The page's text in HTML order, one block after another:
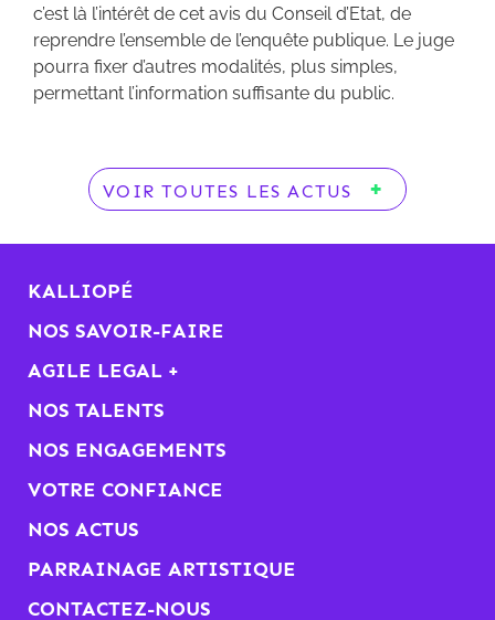
c’est là l’intérêt de cet avis du Conseil d’Etat, de
reprendre l’ensemble de l’enquête publique. Le juge
pourra fixer d’autres modalités, plus simples,
permettant l’information suffisante du public.
VOIR TOUTES LES ACTUS
KALLIOPÉ
NOS SAVOIR-FAIRE
AGILE LEGAL +
NOS TALENTS
NOS ENGAGEMENTS
VOTRE CONFIANCE
NOS ACTUS
PARRAINAGE ARTISTIQUE
CONTACTEZ-NOUS